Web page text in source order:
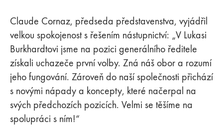
Claude Cornaz, předseda představenstva, vyjádřil
velkou spokojenost s řešením nástupnictví: „V Lukasi
Burkhardtovi jsme na pozici generálního ředitele
získali uchazeče první volby. Zná náš obor a rozumí
jeho fungování. Zároveň do naší společnosti přichází
s novými nápady a koncepty, které načerpal na
svých předchozích pozicích. Velmi se těšíme na
spolupráci s ním!“